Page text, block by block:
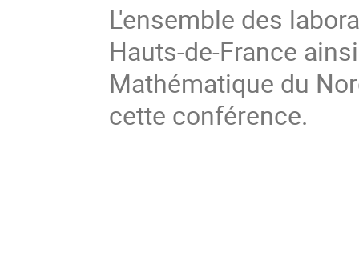
L'ensemble des
Hauts-de-France
Mathématique du
cette conférence.